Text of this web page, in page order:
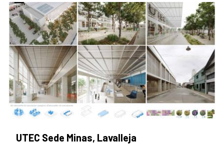
UTEC Sede Minas, Lavalleja